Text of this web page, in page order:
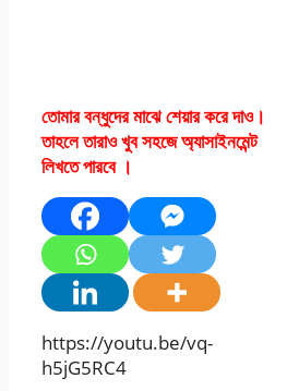
তোমার বন্ধুদের মাঝে শেয়ার করে দাও।
তাহলে তারাও খুব সহজে অ্যাসাইনমেন্ট
লিখতে পারবে ।
https://youtu.be/vq-
h5jG5RC4